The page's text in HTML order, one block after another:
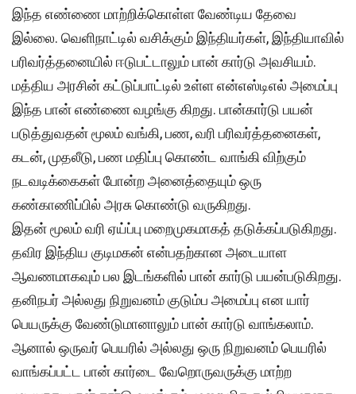
இந்த எண்ணை மாற்றிக்கொள்ள வேண்டிய தேவை
இல்லை. வெளிநாட்டில் வசிக்கும் இந்தியர்கள், இந்தியாவில்
பரிவர்த்தனையில் ஈடுபட்டாலும் பான் கார்டு அவசியம்.
மத்திய அரசின் கட்டுப்பாட்டில் உள்ள என்எஸ்டிஎல் அமைப்பு
இந்த பான் எண்ணை வழங்கு கிறது. பான்கார்டு பயன்
படுத்துவதன் மூலம் வங்கி, பண, வரி பரிவர்த்தனைகள்,
கடன், முதலீடு, பண மதிப்பு கொண்ட வாங்கி விற்கும்
நடவடிக்கைகள் போன்ற அனைத்தையும் ஒரு
கண்காணிப்பில் அரசு கொண்டு வருகிறது.
இதன் மூலம் வரி ஏய்ப்பு மறைமுகமாகத் தடுக்கப்படுகிறது.
தவிர இந்திய குடிமகன் என்பதற்கான அடையாள
ஆவணமாகவும் பல இடங்களில் பான் கார்டு பயன்படுகிறது.
தனிநபர் அல்லது நிறுவனம் குடும்ப அமைப்பு என யார்
பெயருக்கு வேண்டுமானாலும் பான் கார்டு வாங்கலாம்.
ஆனால் ஒருவர் பெயரில் அல்லது ஒரு நிறுவனம் பெயரில்
வாங்கப்பட்ட பான் கார்டை வேறொருவருக்கு மாற்ற